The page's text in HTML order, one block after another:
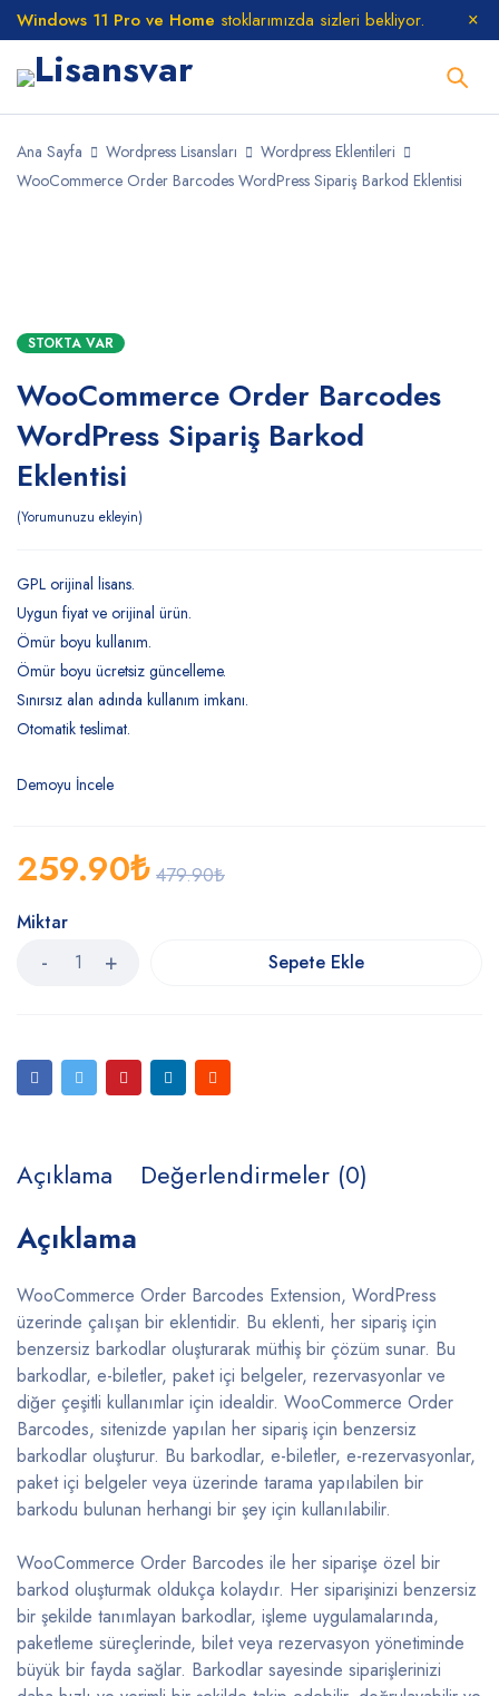
Windows 11 Pro ve Home stoklarımızda sizleri bekliyor.
Ana Sayfa Wordpress Lisansları
Wordpress Eklentileri
WooCommerce Order Barcodes WordPress Sipariş Barkod Eklentisi
STOKTA VAR
WooCommerce Order Barcodes
WordPress Sipariş Barkod
Eklentisi
Yorumunuzu ekleyin
GPL orijinal lisans.
Uygun fiyat ve orijinal ürün.
Ömür boyu kullanım.
Ömür boyu ücretsiz güncelleme.
Sınırsız alan adında kullanım imkanı.
Otomatik teslimat.
Demoyu İncele
479.90₺
259.90₺
Miktar
Sepete Ekle
Açıklama Değerlendirmeler (0)
Açıklama
WooCommerce Order Barcodes Extension, WordPress
üzerinde çalışan bir eklentidir. Bu eklenti, her sipariş için
benzersiz barkodlar oluşturarak müthiş bir çözüm sunar. Bu
barkodlar, e-biletler, paket içi belgeler, rezervasyonlar ve
diğer çeşitli kullanımlar için idealdir. WooCommerce Order
Barcodes, sitenizde yapılan her sipariş için benzersiz
barkodlar oluşturur. Bu barkodlar, e-biletler, e-rezervasyonlar,
paket içi belgeler veya üzerinde tarama yapılabilen bir
barkodu bulunan herhangi bir şey için kullanılabilir.
WooCommerce Order Barcodes ile her siparişe özel bir
barkod oluşturmak oldukça kolaydır. Her siparişinizi benzersiz
bir şekilde tanımlayan barkodlar, işleme uygulamalarında,
paketleme süreçlerinde, bilet veya rezervasyon yönetiminde
büyük bir fayda sağlar. Barkodlar sayesinde siparişlerinizi